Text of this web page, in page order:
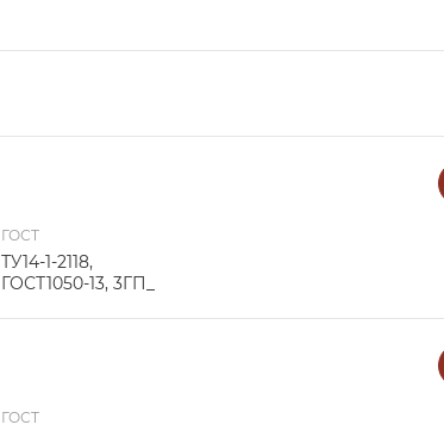
ГОСТ
ТУ14-1-2118,
ГОСТ1050-13, 3ГП_
ГОСТ